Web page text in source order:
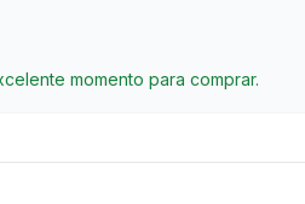
momento para comprar.